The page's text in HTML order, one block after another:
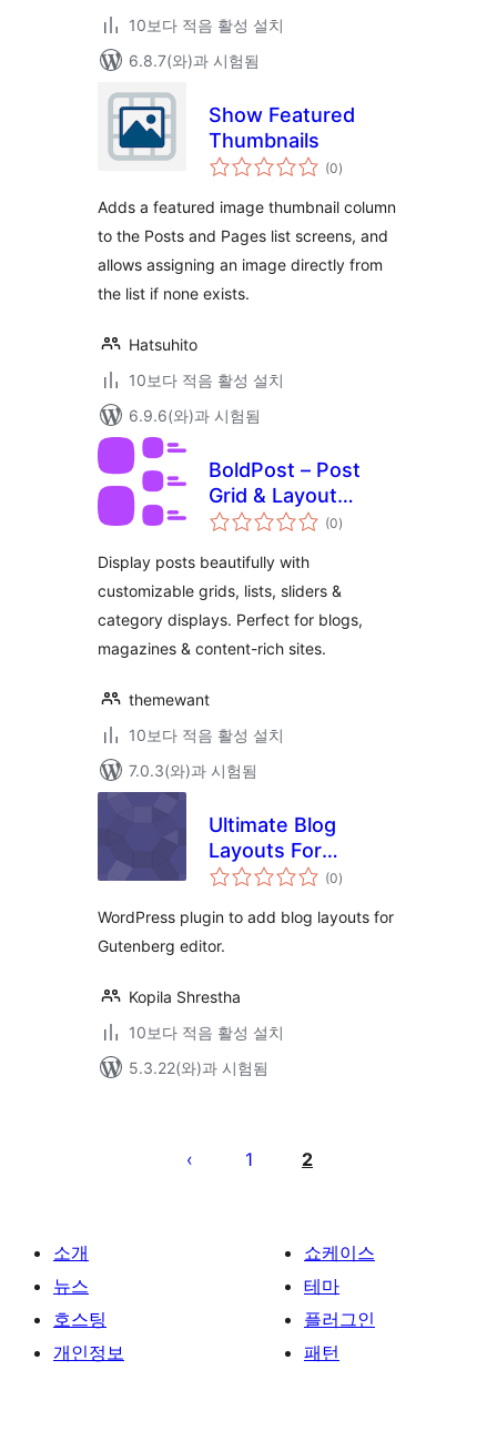
10보다 적음 활성 설치
6.8.7(와)과 시험됨
Show Featured
Thumbnails
(0전
체
점
)
Adds a featured image thumbnail column
to the Posts and Pages list screens, and
allows assigning an image directly from
the list if none exists.
Hatsuhito
10보다 적음 활성 설치
6.9.6(와)과 시험됨
BoldPost – Post
Grid & Layout
Blocks
(0전
체)
Display posts beautifully with
customizable grids, lists, sliders &
category displays. Perfect for blogs,
magazines & content-rich sites.
themewant
10보다 적음 활성 설치
7.0.3(와)과 시험됨
Ultimate Blog
Layouts For
Gutenberg
(0전
체
점
)
WordPress plugin to add blog layouts for
Gutenberg editor.
Kopila Shrestha
10보다 적음 활성 설치
5.3.22(와)과 시험됨
1 2
소개
뉴스
호스팅
개인정보
쇼케이스
테마
플러그인
패턴